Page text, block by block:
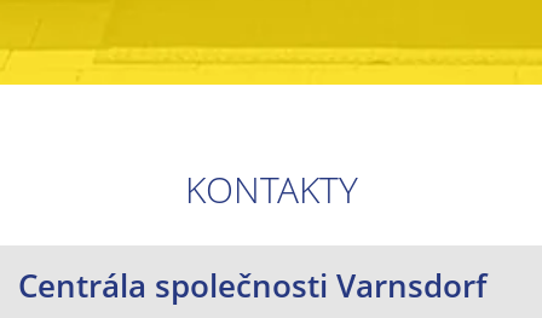
KONTAKTY
Centrála společnosti Varnsdorf